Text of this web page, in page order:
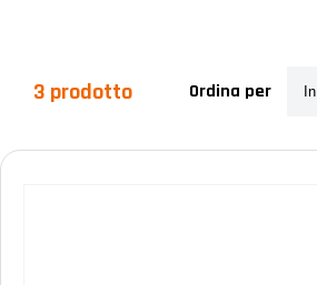
Categorie prodotto
3 prodotto Ordina per